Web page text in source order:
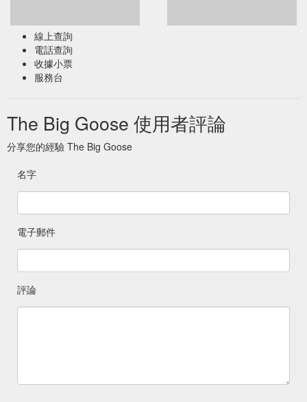
線上查詢
電話查詢
收據小票
服務台
The Big Goose 使用者評論
分享您的經驗 The Big Goose
名字
電子郵件
評論